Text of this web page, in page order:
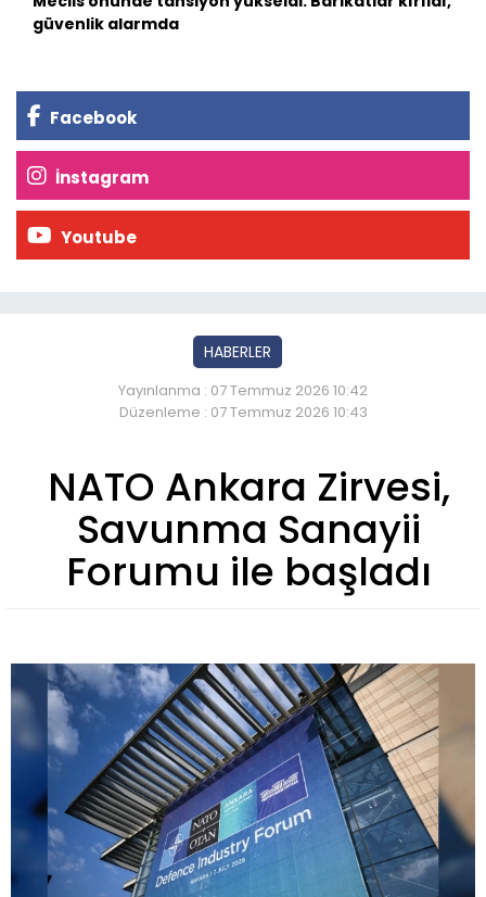
güvenlik alarmda
Facebook
İnstagram
Youtube
HABERLER
Yayınlanma : 07 Temmuz 2026 10:42
Düzenleme : 07 Temmuz 2026 10:43
NATO Ankara Zirvesi,
Savunma Sanayii
Forumu ile başladı